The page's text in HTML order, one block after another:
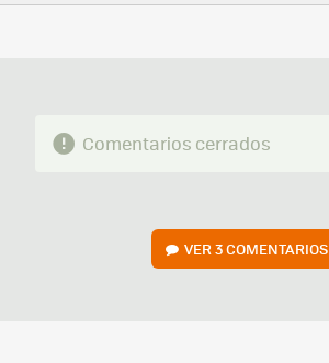
FACEBOOK
TWITTERFLIPBOARD
E-
WHATSAPP
Comentarios cerrados
VER3 COMENTARIOS